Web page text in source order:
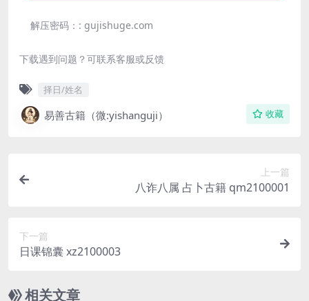
解压密码：: gujishuge.com
下载遇到问题？可联系客服或反馈
择日/姓名
易善古籍（微:yishanguji） 收藏
上一篇
八诈八属 占卜古籍 qm2100001
下一篇
日课锦囊 xz2100003
相关文章